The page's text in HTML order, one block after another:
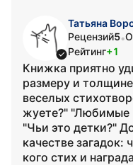
Татьяна
Рецензий5•
Рейтинг+1
Книжка приятно
размеру и
веселых
жуете?" "Любимые
"Чьи это детки?"
качестве загадок:
кого стих и